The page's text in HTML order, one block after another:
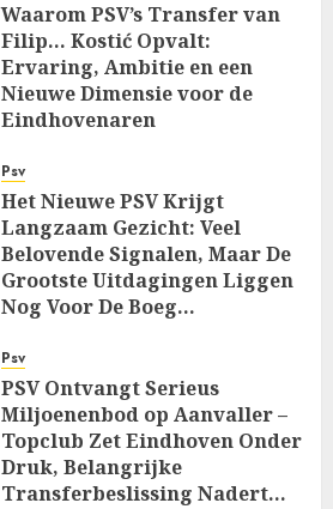
Waarom PSV’s Transfer van
Filip… Kostić Opvalt:
Ervaring, Ambitie en een
Nieuwe Dimensie voor de
Eindhovenaren
Psv
Het Nieuwe PSV Krijgt
Langzaam Gezicht: Veel
Belovende Signalen, Maar De
Grootste Uitdagingen Liggen
Nog Voor De Boeg…
Psv
PSV Ontvangt Serieus
Miljoenenbod op Aanvaller –
Topclub Zet Eindhoven Onder
Druk, Belangrijke
Transferbeslissing Nadert…